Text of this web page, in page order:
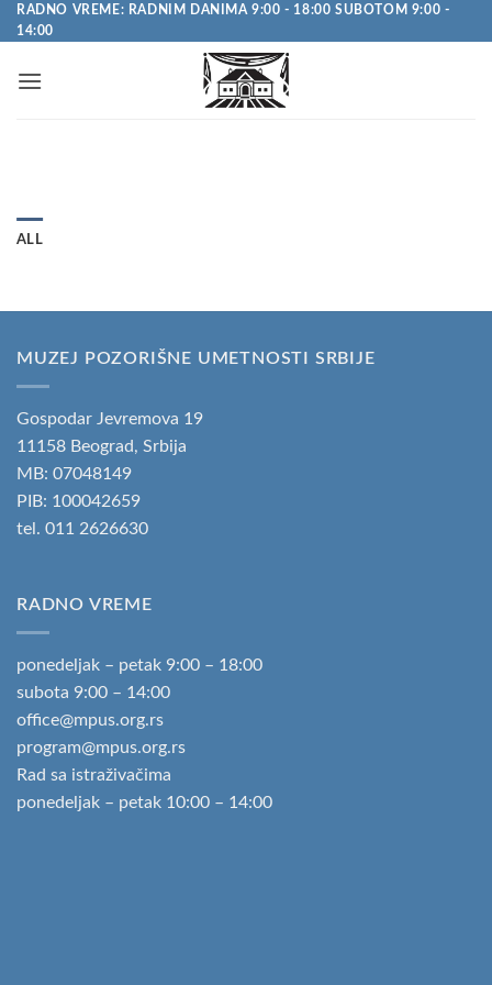
Pređi
na
RADNO VREME: RADNIM DANIMA 9:00 - 18:00 SUBOTOM 9:00 -
14:00
ALL
MUZEJ POZORIŠNE UMETNOSTI SRBIJE
Gospodar Jevremova 19
11158 Beograd, Srbija
MB: 07048149
PIB: 100042659
tel. 011 2626630
RADNO VREME
ponedeljak – petak 9:00 – 18:00
subota 9:00 – 14:00
office@mpus.org.rs
program@mpus.org.rs
Rad sa istraživačima
ponedeljak – petak 10:00 – 14:00